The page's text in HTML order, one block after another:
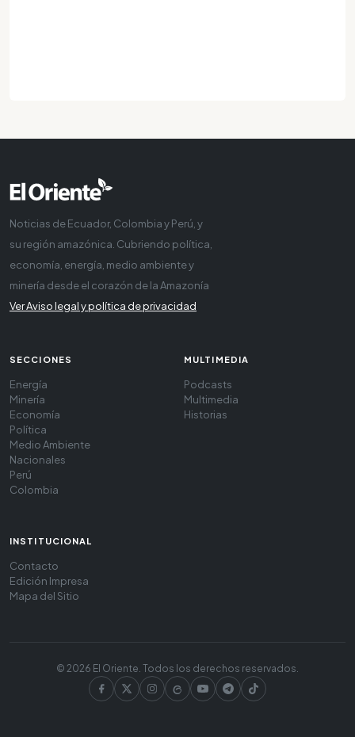
Noticias de Ecuador, Colombia y Perú, y
su región amazónica. Cubriendo política,
economía, energía, medio ambiente y
minería desde el corazón de la Amazonía
Ver Aviso legal y política de privacidad
SECCIONES
Energía
Minería
Economía
Política
Medio Ambiente
Nacionales
Perú
Colombia
MULTIMEDIA
Podcasts
Multimedia
Historias
INSTITUCIONAL
Contacto
Edición Impresa
Mapa del Sitio
© 2026 El Oriente. Todos los derechos reservados.